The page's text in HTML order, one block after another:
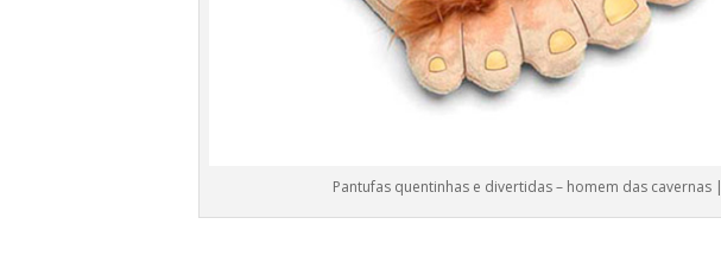
Pantufas quentinhas e divertidas – homem das cavernas |